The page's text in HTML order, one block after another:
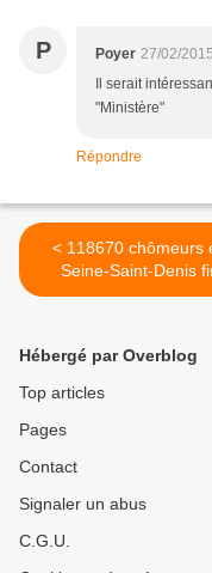
P Poyer 27/02/
Il serait
"Ministère"
Répondre
< 118670 chômeurs en
Seine-Saint-Denis
janvier 2015
Hébergé par Overblog
Top articles
Pages
Contact
Signaler un abus
C.G.U.